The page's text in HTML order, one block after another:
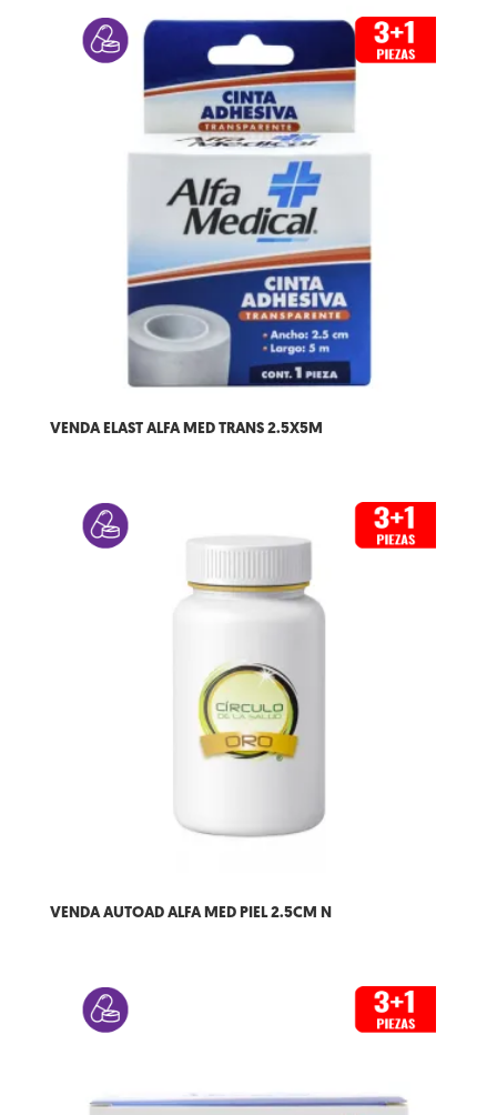
VENDA ELAST ALFA MED TRANS 2.5X5M
VENDA AUTOAD ALFA MED PIEL 2.5CM N